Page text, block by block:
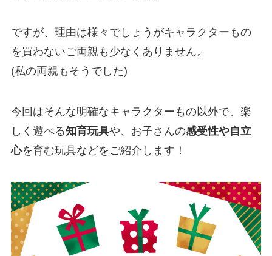
ですが、理由は様々でしょうがキャラクターもの
を買わないご両親も少なくありません。
(私の両親もそうでした)
今回はそんな明確なキャラクターもの以外で、楽
しく遊べる知育玩具や、お子さんの感受性や自立
心を育む玩具などをご紹介します！